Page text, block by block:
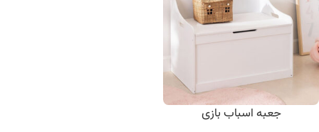
جعبه اسباب بازی